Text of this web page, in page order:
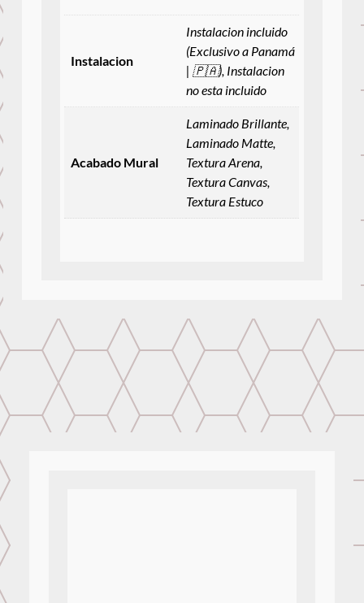
Instalacion
Instalacion incluido
(Exclusivo a Panamá
| 🇵🇦), Instalacion
no esta incluido
Acabado Mural
Laminado Brillante,
Laminado Matte,
Textura Arena,
Textura Canvas,
Textura Estuco